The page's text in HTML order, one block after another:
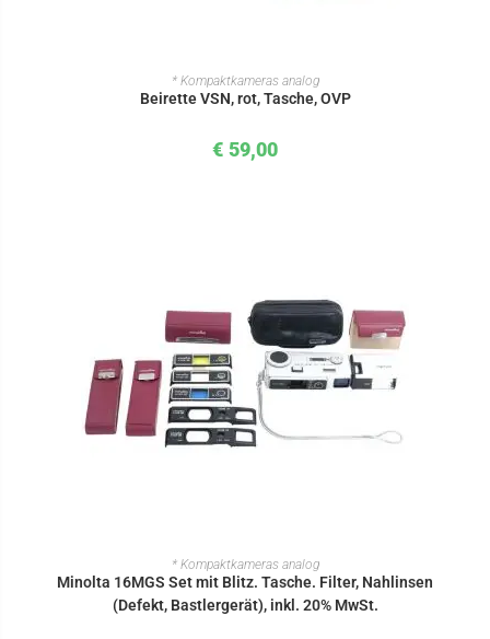
IN DEN WARENKORB
* Kompaktkameras analog
Beirette VSN, rot, Tasche, OVP
€ 59,00
IN DEN WARENKORB
* Kompaktkameras analog
Minolta 16MGS Set mit Blitz. Tasche. Filter, Nahlinsen
(Defekt, Bastlergerät), inkl. 20% MwSt.